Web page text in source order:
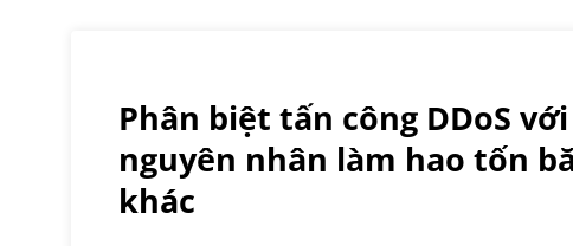
Phân biệt tấn công DDoS
nguyên nhân làm hao tốn
khác